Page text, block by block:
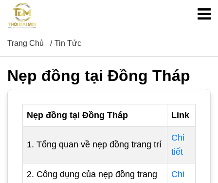
Trang Chủ Tin Tức
Nẹp đồng tại Đồng Tháp
Nẹp đồng tại Đồng Tháp Link
1. Tổng quan về nẹp đồng trang trí
Chi
tiết
2. Công dụng của nẹp đồng trang
Chi